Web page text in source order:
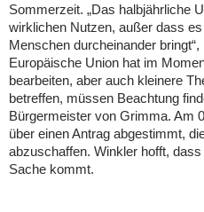
Sommerzeit. „Das halbjährliche
wirklichen Nutzen, außer dass
Menschen durcheinander
Europäische Union hat im
bearbeiten, aber auch kleinere
betreffen, müssen Beachtung
Bürgermeister von Grimma. Am
über einen Antrag abgestimmt,
abzuschaffen. Winkler hofft,
Sache kommt.